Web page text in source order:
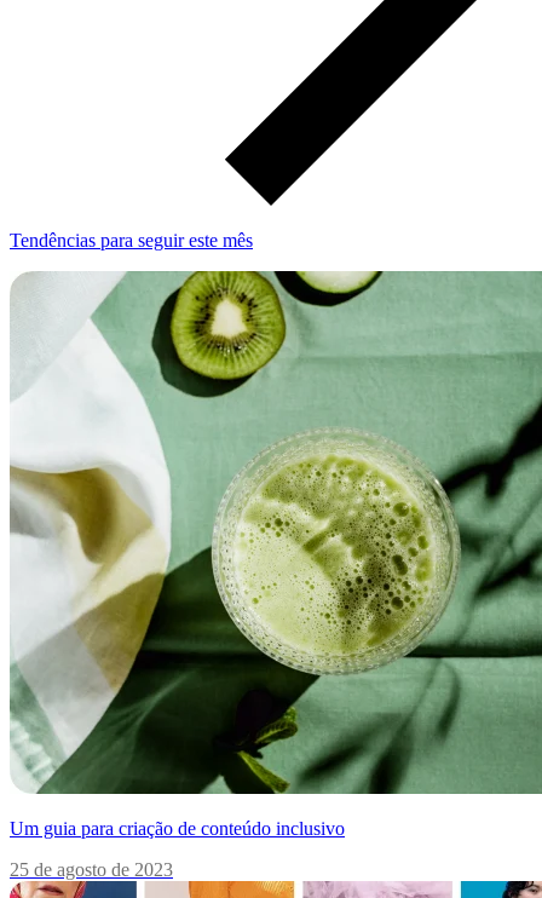
Tendências para seguir este mês
Um guia para criação de conteúdo inclusivo
25 de agosto de 2023